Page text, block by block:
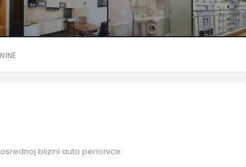
blizini auto perionice.